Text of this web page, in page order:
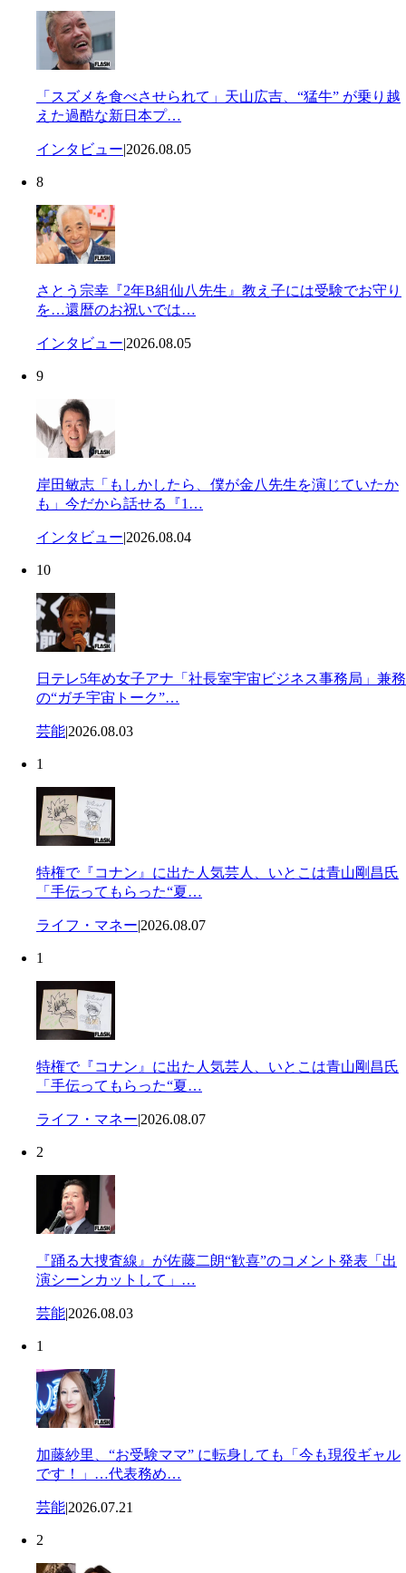
「スズメを食べさせられて」天山広吉、“猛牛” が乗り越
えた過酷な新日本プ…
インタビュー|2026.08.05
8
さとう宗幸『2年B組仙八先生』教え子には受験でお守り
を…還暦のお祝いでは…
インタビュー|2026.08.05
9
岸田敏志「もしかしたら、僕が金八先生を演じていたか
も」今だから話せる『1…
インタビュー|2026.08.04
10
日テレ5年め女子アナ「社長室宇宙ビジネス事務局」兼務
の“ガチ宇宙トーク”…
芸能|2026.08.03
1
特権で『コナン』に出た人気芸人、いとこは青山剛昌氏
「手伝ってもらった“夏…
ライフ・マネー|2026.08.07
1
特権で『コナン』に出た人気芸人、いとこは青山剛昌氏
「手伝ってもらった“夏…
ライフ・マネー|2026.08.07
2
『踊る大捜査線』が佐藤二朗“歓喜”のコメント発表「出
演シーンカットして」…
芸能|2026.08.03
1
加藤紗里、“お受験ママ” に転身しても「今も現役ギャル
です！」…代表務め…
芸能|2026.07.21
2